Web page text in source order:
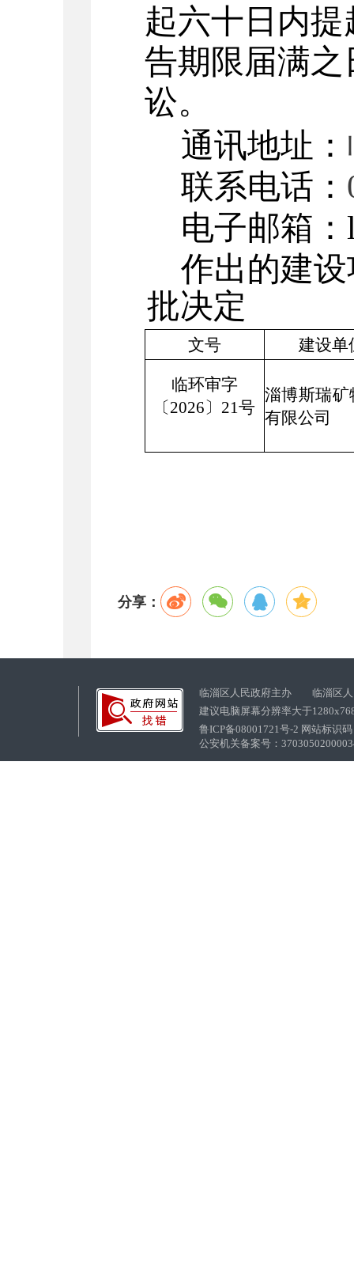
起六十日内
告期限届满
讼。
通讯地址：
联系电话：
电子邮箱：
作出的建
批决定
文号 建设单
临环审字
〔2026〕21号
淄博斯瑞矿
有限公司
分享：
临淄区人民政府主办 临淄区人
建议电脑屏幕分辨率大于
鲁ICP备08001721号-2 网站标识
公安机关备案号：